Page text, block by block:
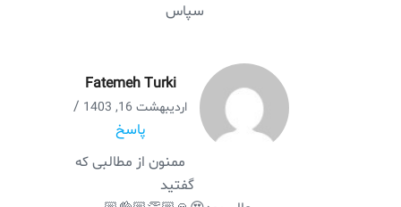
سپاس
Fatemeh Turki
اردیبهشت 16, 1403
/
پاسخ
ممنون از مطالبی که
گفتید